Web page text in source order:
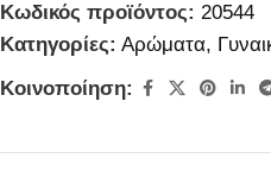
Κωδικός προϊόντος: 20544
Κατηγορίες: Αρώματα,
Κοινοποίηση: